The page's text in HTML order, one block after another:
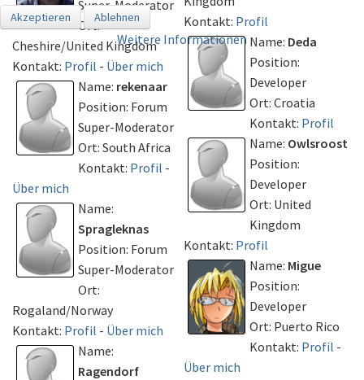
Super-Moderator
Ort:
Cheshire/United Kingdom
Kontakt: Profil - Über mich
Name: rekenaar
Position: Forum
Super-Moderator
Ort: South Africa
Kontakt: Profil -
Über mich
Name:
Spragleknas
Position: Forum
Super-Moderator
Ort:
Rogaland/Norway
Kontakt: Profil - Über mich
Name:
Ragendorf
Kontakt: Profil
Name: Deda
Position:
Developer
Ort: Croatia
Kontakt: Profil
Name: Owlsroost
Position:
Developer
Ort: United
Kingdom
Kontakt: Profil
Name: Migue
Position:
Developer
Ort: Puerto Rico
Kontakt: Profil -
Über mich
Akzeptieren Ablehnen
Weitere Informationen